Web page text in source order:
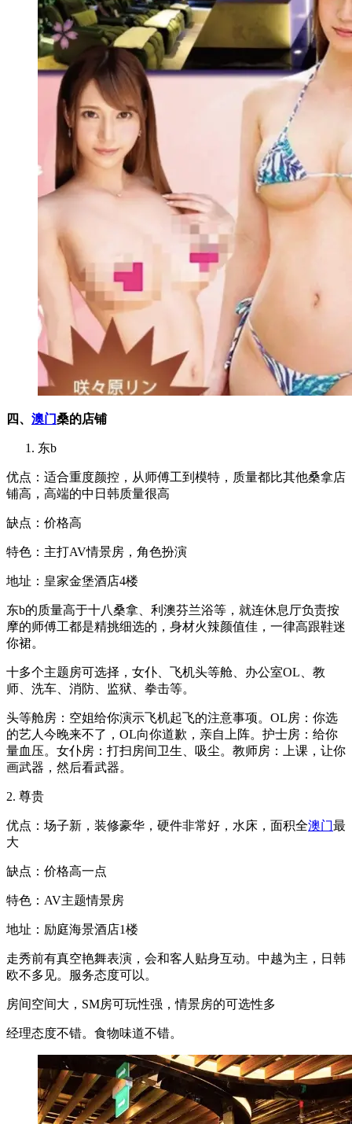
四、 澳门桑的店铺
东b
优点：适合重度颜控，从师傅工到模特，质量都比其他桑拿店
铺高，高端的中日韩质量很高
缺点：价格高
特色：主打AV情景房，角色扮演
地址：皇家金堡酒店4楼
东b的质量高于十八桑拿、利澳芬兰浴等，就连休息厅负责按
摩的师傅工都是精挑细选的，身材火辣颜值佳，一律高跟鞋迷
你裙。
十多个主题房可选择，女仆、飞机头等舱、办公室OL、教
师、洗车、消防、监狱、拳击等。
头等舱房：空姐给你演示飞机起飞的注意事项。OL房：你选
的艺人今晚来不了，OL向你道歉，亲自上阵。护士房：给你
量血压。女仆房：打扫房间卫生、吸尘。教师房：上课，让你
画武器，然后看武器。
2. 尊贵
优点：场子新，装修豪华，硬件非常好，水床，面积全澳门最
大
缺点：价格高一点
特色：AV主题情景房
地址：励庭海景酒店1楼
走秀前有真空艳舞表演，会和客人贴身互动。中越为主，日韩
欧不多见。服务态度可以。
房间空间大，SM房可玩性强，情景房的可选性多
经理态度不错。食物味道不错。